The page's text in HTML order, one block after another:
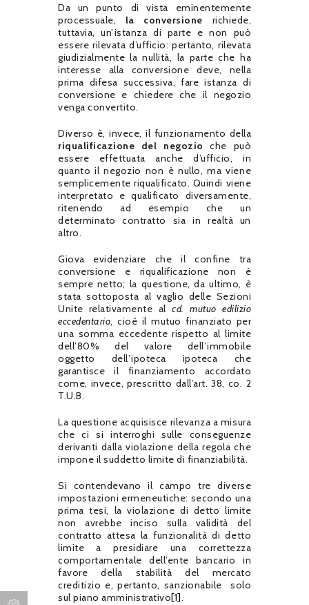
Da un punto di vista eminentemente
processuale, la conversione richiede,
tuttavia, un’istanza di parte e non può
essere rilevata d’ufficio: pertanto, rilevata
giudizialmente la nullità, la parte che ha
interesse alla conversione deve, nella
prima difesa successiva, fare istanza di
conversione e chiedere che il negozio
venga convertito.
Diverso è, invece, il funzionamento della
riqualificazione del negozio che può
essere effettuata anche d’ufficio, in
quanto il negozio non è nullo, ma viene
semplicemente riqualificato. Quindi viene
interpretato e qualificato diversamente,
ritenendo ad esempio che un
determinato contratto sia in realtà un
altro.
Giova evidenziare che il confine tra
conversione e riqualificazione non è
sempre netto; la questione, da ultimo, è
stata sottoposta al vaglio delle Sezioni
Unite relativamente alcd. mutuo edilizio
eccedentario, cioè il mutuo finanziato per
una somma eccedente rispetto al limite
dell’80% del valore dell’immobile
oggetto dell’ipoteca ipoteca che
garantisce il finanziamento accordato
come, invece, prescritto dall’art. 38, co. 2
T.U.B.
La questione acquisisce rilevanza a misura
che ci si interroghi sulle conseguenze
derivanti dalla violazione della regola che
impone il suddetto limite di finanziabilità.
Si contendevano il campo tre diverse
impostazioni ermeneutiche: secondo una
prima tesi, la violazione di detto limite
non avrebbe inciso sulla validità del
contratto attesa la funzionalità di detto
limite a presidiare una correttezza
comportamentale dell’ente bancario in
favore della stabilità del mercato
creditizio e, pertanto, sanzionabile solo
sul piano amministrativo[1].